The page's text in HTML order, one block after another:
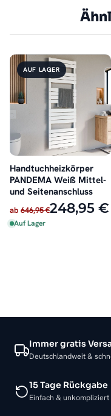
AUF LAGER
Handtuchheizkörper
PANDEMA Weiß Mittel-
und Seitenanschluss
ab 646,95 €248,95 €
Auf Lager
Immer gratis
Deutschlandweit &
15 Tage Rückgabe
Einfach & unkompliziert